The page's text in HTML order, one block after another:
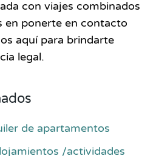
con viajes combinados
en ponerte en contacto
aquí para brindarte
legal.
de apartamentos
/actividades